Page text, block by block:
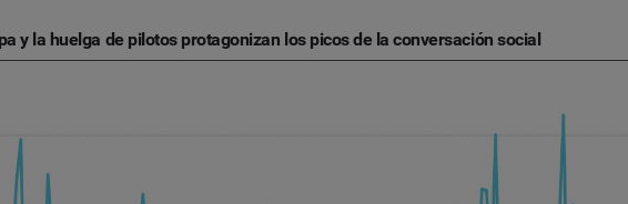
y la huelga de pilotos protagonizan los picos de la conversación social